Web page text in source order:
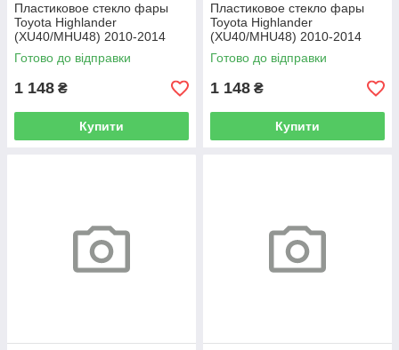
Пластиковое стекло фары
Toyota Highlander
(XU40/MHU48) 2010-2014
левое (водительское)
Готово до відправки
1 148 ₴
Купити
Пластиковое стекло фары
Toyota Highlander
(XU40/MHU48) 2010-2014
правое (пассажирское)
Готово до відправки
1 148 ₴
Купити